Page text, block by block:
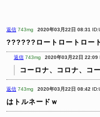
返信 743mg 2020年03月22日 08:31
??????ロートロートロー
返信 743mg 2020年03月22日 22:09
コーロナ、コロナ、コ
返信 743mg 2020年03月22日 08:42
はトルネードｗ